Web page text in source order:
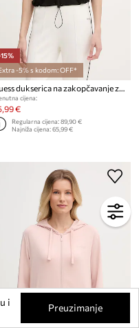
-5% s kodom: OFF*
Guess dukserica na zakopčavanje za žene JASMINE
cijena:
€
Regularna cijena:89,90 €
Najniža cijena:65,99 €
i
Preuzimanje